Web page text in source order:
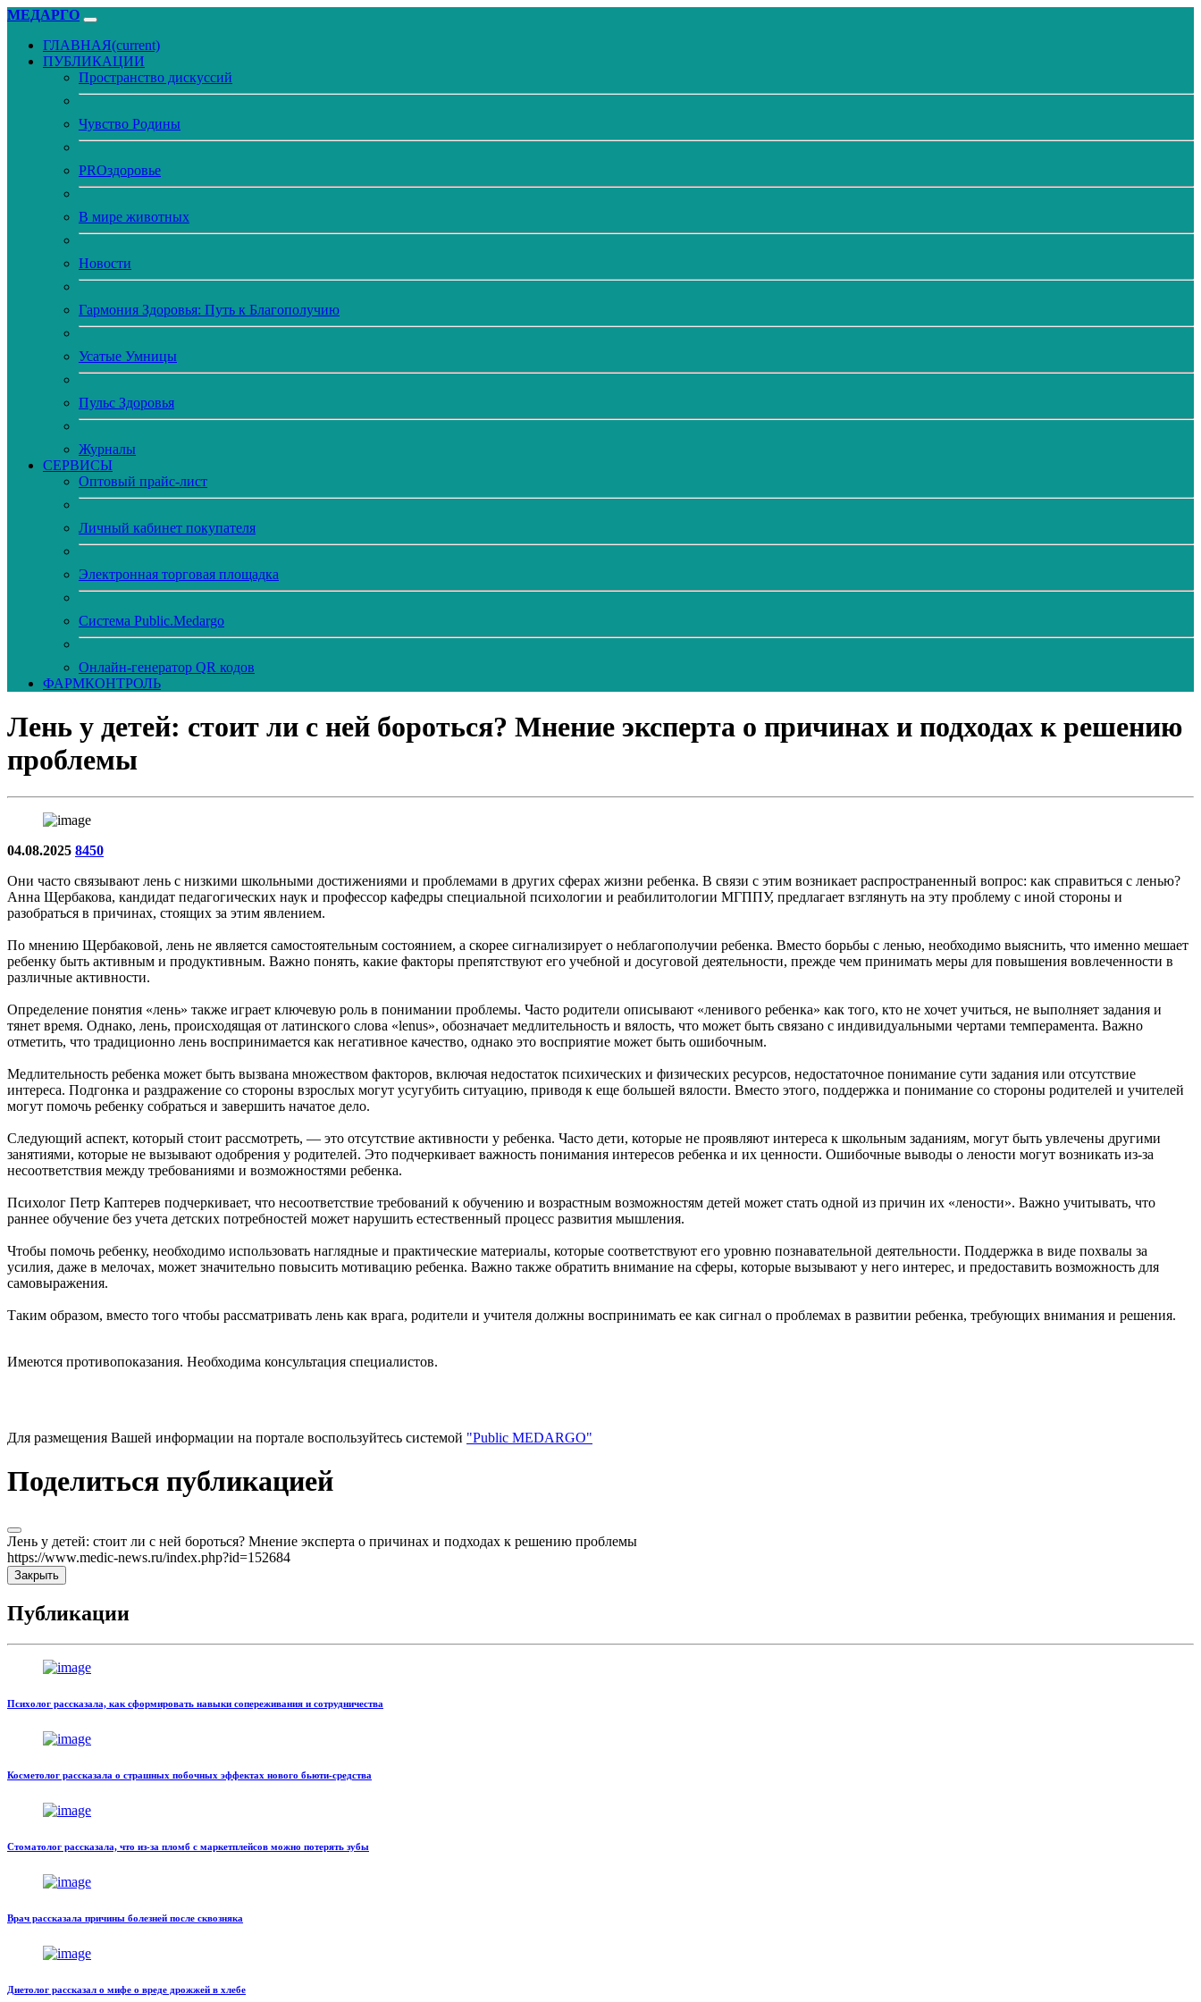
МЕДАРГО
ГЛАВНАЯ(current)
ПУБЛИКАЦИИ
Пространство дискуссий
Чувство Родины
PROздоровье
В мире животных
Новости
Гармония Здоровья: Путь к Благополучию
Усатые Умницы
Пульс Здоровья
Журналы
CЕРВИСЫ
Оптовый прайс-лист
Личный кабинет покупателя
Электронная торговая площадка
Система Public.Medargo
Онлайн-генератор QR кодов
ФАРМКОНТРОЛЬ
Лень у детей: стоит ли с ней бороться? Мнение эксперта о причинах и подходах к решению
проблемы
04.08.2025 8450
Они часто связывают лень с низкими школьными достижениями и проблемами в других сферах жизни ребенка. В связи с этим возникает распространенный вопрос: как справиться с ленью?
Анна Щербакова, кандидат педагогических наук и профессор кафедры специальной психологии и реабилитологии МГППУ, предлагает взглянуть на эту проблему с иной стороны и
разобраться в причинах, стоящих за этим явлением.
По мнению Щербаковой, лень не является самостоятельным состоянием, а скорее сигнализирует о неблагополучии ребенка. Вместо борьбы с ленью, необходимо выяснить, что именно мешает
ребенку быть активным и продуктивным. Важно понять, какие факторы препятствуют его учебной и досуговой деятельности, прежде чем принимать меры для повышения вовлеченности в
различные активности.
Определение понятия «лень» также играет ключевую роль в понимании проблемы. Часто родители описывают «ленивого ребенка» как того, кто не хочет учиться, не выполняет задания и
тянет время. Однако, лень, происходящая от латинского слова «lenus», обозначает медлительность и вялость, что может быть связано с индивидуальными чертами темперамента. Важно
отметить, что традиционно лень воспринимается как негативное качество, однако это восприятие может быть ошибочным.
Медлительность ребенка может быть вызвана множеством факторов, включая недостаток психических и физических ресурсов, недостаточное понимание сути задания или отсутствие
интереса. Подгонка и раздражение со стороны взрослых могут усугубить ситуацию, приводя к еще большей вялости. Вместо этого, поддержка и понимание со стороны родителей и учителей
могут помочь ребенку собраться и завершить начатое дело.
Следующий аспект, который стоит рассмотреть, — это отсутствие активности у ребенка. Часто дети, которые не проявляют интереса к школьным заданиям, могут быть увлечены другими
занятиями, которые не вызывают одобрения у родителей. Это подчеркивает важность понимания интересов ребенка и их ценности. Ошибочные выводы о лености могут возникать из-за
несоответствия между требованиями и возможностями ребенка.
Психолог Петр Каптерев подчеркивает, что несоответствие требований к обучению и возрастным возможностям детей может стать одной из причин их «лености». Важно учитывать, что
раннее обучение без учета детских потребностей может нарушить естественный процесс развития мышления.
Чтобы помочь ребенку, необходимо использовать наглядные и практические материалы, которые соответствуют его уровню познавательной деятельности. Поддержка в виде похвалы за
усилия, даже в мелочах, может значительно повысить мотивацию ребенка. Важно также обратить внимание на сферы, которые вызывают у него интерес, и предоставить возможность для
самовыражения.
Таким образом, вместо того чтобы рассматривать лень как врага, родители и учителя должны воспринимать ее как сигнал о проблемах в развитии ребенка, требующих внимания и решения.
Имеются противопоказания. Необходима консультация специалистов.
Для размещения Вашей информации на портале воспользуйтесь системой "Public MEDARGO"
Поделиться публикацией
Лень у детей: стоит ли с ней бороться? Мнение эксперта о причинах и подходах к решению проблемы
https://www.medic-news.ru/index.php?id=152684
Закрыть
Публикации
Психолог рассказала, как сформировать навыки сопереживания и сотрудничества
Косметолог рассказала о страшных побочных эффектах нового бьюти-средства
Стоматолог рассказала, что из-за пломб с маркетплейсов можно потерять зубы
Врач рассказала причины болезней после сквозняка
Диетолог рассказал о мифе о вреде дрожжей в хлебе